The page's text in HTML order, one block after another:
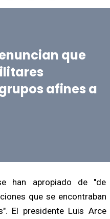
que
afines a
han apropiado de "de
que se encontraban
El presidente Luis Arce